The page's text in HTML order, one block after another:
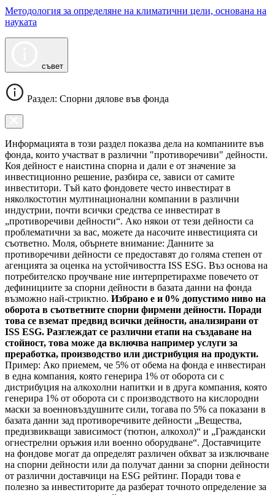
Методология за определяне на климатични цели, основана на
науката
съвет
Раздел: Спорни дялове във фонда
Информацията в този раздел показва дела на компаниите във
фонда, които участват в различни "противоречиви" дейности.
Коя дейност е наистина спорна и дали е от значение за
инвестиционно решение, разбира се, зависи от самите
инвеститори. Тъй като фондовете често инвестират в
няколкостотин мултинационални компании в различни
индустрии, почти всички средства се инвестират в
„противоречиви дейности“. Ако някои от тези дейности са
проблематични за вас, можете да насочите инвестицията си
съответно. Моля, обърнете внимание: Данните за
противоречиви дейности се предоставят до голяма степен от
агенцията за оценка на устойчивостта ISS ESG. Въз основа на
потребителско проучване ние интерпретирахме повечето от
дефинициите за спорни дейности в базата данни на фонда
възможно най-стриктно. Избрано е и 0% допустимо ниво на
оборота в съответните спорни фирмени дейности. Поради
това се вземат предвид всички дейности, анализирани от
ISS ESG. Разглеждат се различни етапи на създаване на
стойност, това може да включва например услуги за
преработка, производство или дистрибуция на продукти.
Пример: Ако приемем, че 5% от обема на фонда е инвестиран
в една компания, която генерира 1% от оборота си с
дистрибуция на алкохолни напитки и в друга компания, която
генерира 1% от оборота си с производството на кислородни
маски за военновъздушните сили, тогава по 5% са показани в
базата данни зад противоречивите дейности „Вещества,
предизвикващи зависимост (тютюн, алкохол)“ и „Граждански
огнестрелни оръжия или военно оборудване“. Доставчиците
на фондове могат да определят различен обхват за изключване
на спорни дейности или да получат данни за спорни дейности
от различни доставчици на ESG рейтинг. Поради това е
полезно за инвеститорите да разберат точното определение за